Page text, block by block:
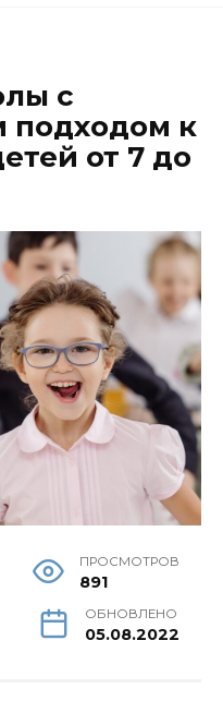
с
подходом к
от 7 до
ПРОСМОТРОВ
891
ОБНОВЛЕНО
05.08.2022